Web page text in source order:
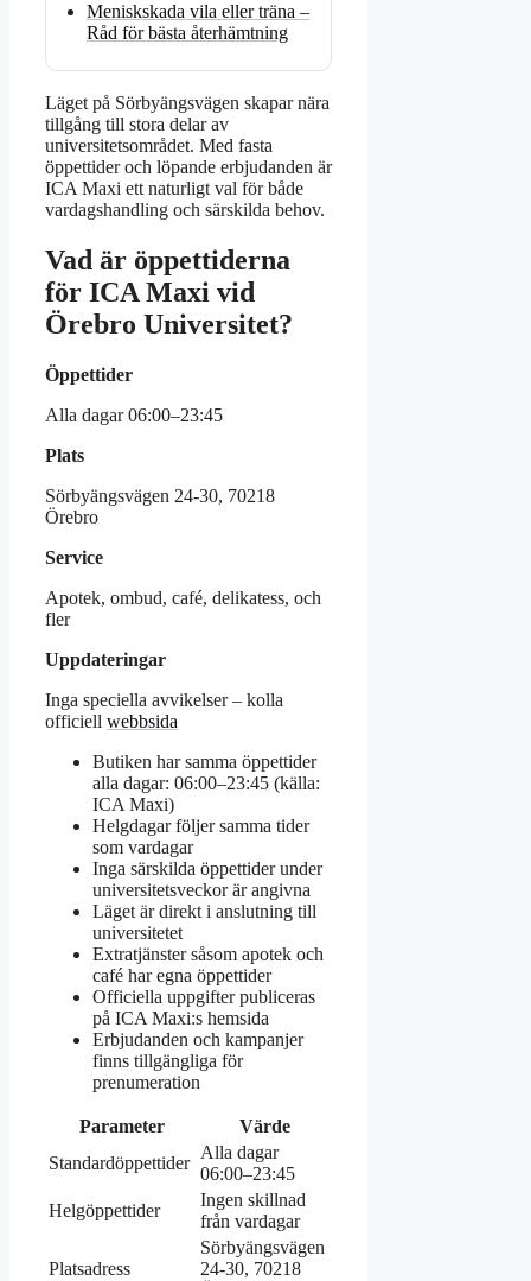
Meniskskada vila eller träna –
Råd för bästa återhämtning
Läget på Sörbyängsvägen skapar nära
tillgång till stora delar av
universitetsområdet. Med fasta
öppettider och löpande erbjudanden är
ICA Maxi ett naturligt val för både
vardagshandling och särskilda behov.
Vad är öppettiderna
för ICA Maxi vid
Örebro Universitet?
Öppettider
Alla dagar 06:00–23:45
Plats
Sörbyängsvägen 24-30, 70218
Örebro
Service
Apotek, ombud, café, delikatess, och
fler
Uppdateringar
Inga speciella avvikelser – kolla
officiell webbsida
Butiken har samma öppettider
alla dagar: 06:00–23:45 (källa:
ICA Maxi)
Helgdagar följer samma tider
som vardagar
Inga särskilda öppettider under
universitetsveckor är angivna
Läget är direkt i anslutning till
universitetet
Extratjänster såsom apotek och
café har egna öppettider
Officiella uppgifter publiceras
på ICA Maxi:s hemsida
Erbjudanden och kampanjer
finns tillgängliga för
prenumeration
Parameter
Värde
Standardöppettider
Alla dagar
06:00–23:45
Helgöppettider
Ingen skillnad
från vardagar
Platsadress
Sörbyängsvägen
24-30, 70218